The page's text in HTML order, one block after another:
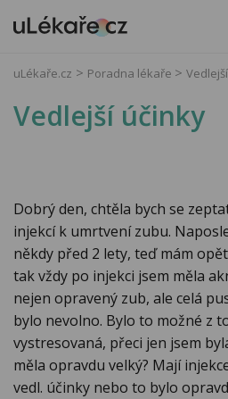
uLékaře.cz Poradna lékaře
Vedlejší účinky
Dobrý den, chtěla bych se
injekcí k umrtvení zubu.
někdy před 2 lety, teď mám
tak vždy po injekci jsem měla
nejen opravený zub, ale celá
bylo nevolno. Bylo to možné z
vystresovaná, přeci jen jsem
měla opravdu velký? Mají
vedl. účinky nebo to bylo